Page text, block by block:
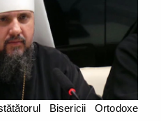
Bisericii Ortodoxe